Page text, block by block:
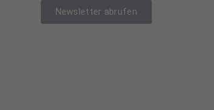
Newsletter abrufen